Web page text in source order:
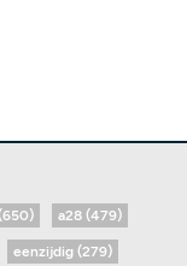
a28 (479)
eenzijdig (279)